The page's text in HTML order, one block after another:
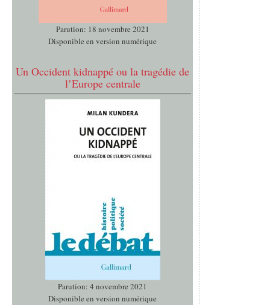
Parution: 18 novembre 2021
Disponible en version numérique
Un Occident kidnappé ou la tragédie de
l’Europe centrale
Parution: 4 novembre 2021
Disponible en version numérique